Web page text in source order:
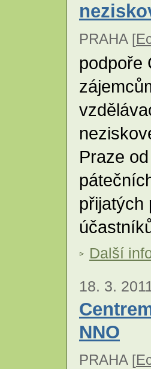
PRAHA [
podpoře
Praze
přijatých
Další
18. 3.
NNO
PRAHA [